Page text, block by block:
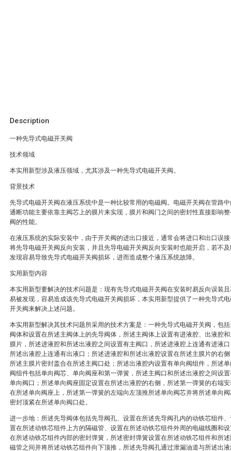
Description
一种先导式电磁开关阀
技术领域
本实用新型涉及液压领域，尤其涉及一种先导式电磁开关阀。
背景技术
先导式电磁开关阀在液压系统中是一种比较常用的电磁阀。电磁开关阀在管路中
通断功能主要依靠主阀芯上的膜片来实现，膜片和阀门之间的密封性直接影响
阀的性能。
在液压系统的实际安装中，由于开关阀的进出口接近，通常会将进口和出口误接
将先导电磁开关阀反向安装，并且先导电磁开关阀反向安装时也能开启，若不
发现容易导致先导式电磁开关阀损坏，进而造成整个液压系统故障。
实用新型内容
本实用新型要解决的技术问题是：现有先导式电磁开关阀在安装时易反向误装且
易被发现，容易造成该先导式电磁开关阀损坏，本实用新型提供了一种先导式
开关阀来解决上述问题。
本实用新型解决其技术问题所采用的技术方案是：一种先导式电磁开关阀，包括
阀体和设置在所述主阀体上的先导阀体，所述主阀体上设置有进液腔、出液腔和
膜片，所述进液腔和所述出液腔之间设置有主阀口，所述进液腔上连通有进液口
所述出液腔上连通有出液口；所述进液腔和所述出液腔设置在所述主膜片的右侧
所述主膜片密封盖合在所述主阀口处；所述出液腔内设置有单向阀组件，所述单
阀组件包括单向阀芯、单向阀座和第一弹簧，所述主阀口和所述出液腔之间设
单向阀口；所述单向阀座固定设置在所述出液腔的右侧，所述第一弹簧的右端安
在所述单向阀座上，所述第一弹簧的左端向左顶推所述单向阀芯并将所述单向
密封顶紧在所述单向阀口处。
进一步地：所述先导阀体包括先导阀孔、设置在所述先导阀孔内的动铁芯组件
置在所述动铁芯组件上方的隔磁管、设置在所述动铁芯组件外周的电磁线圈和
在所述动铁芯组件内部的密封弹簧，所述密封弹簧设置在所述动铁芯组件和所
磁管之间并将所述动铁芯组件向下顶推，所述先导阀孔通过泄漏油道与所述出